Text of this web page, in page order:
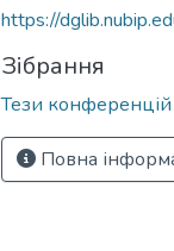
https://
Зібрання
Тези
Повна